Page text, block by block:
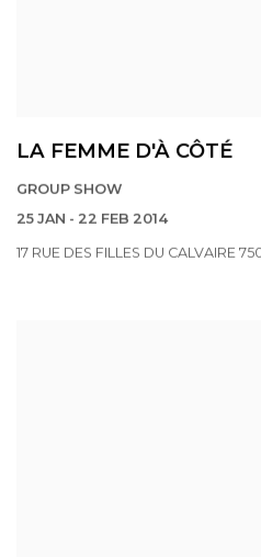
LA FEMME D'À CÔTÉ
GROUP SHOW
25 JAN - 22 FEB 2014
17 RUE DES FILLES DU CALVAIRE